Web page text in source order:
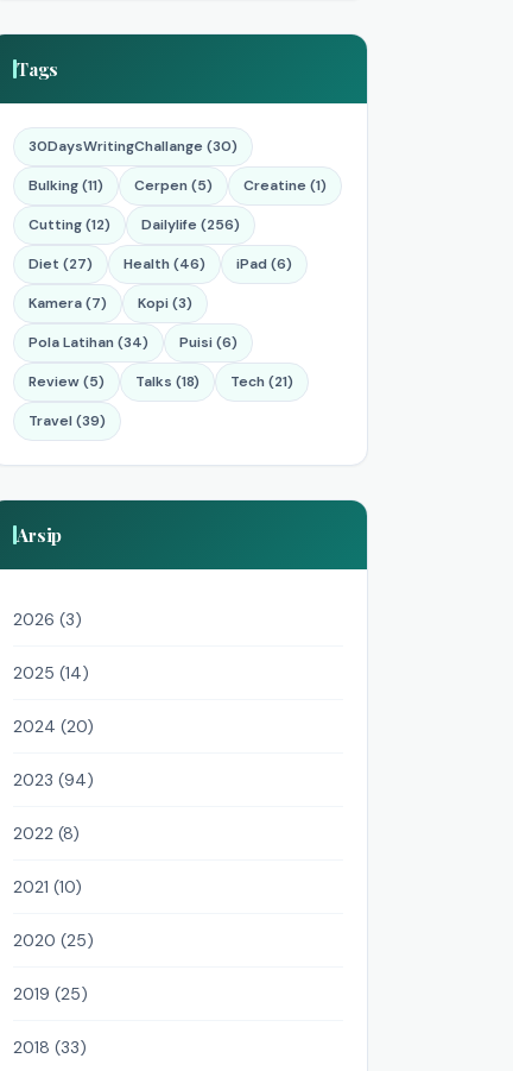
Tags
30DaysWritingChallange (30)
Bulking (11) Cerpen (5) Creatine (1)
Cutting (12) Dailylife (256)
Diet (27) Health (46) iPad (6)
Kamera (7) Kopi (3)
Pola Latihan (34) Puisi (6)
Review (5) Talks (18) Tech (21)
Travel (39)
Arsip
2026 (3)
2025 (14)
2024 (20)
2023 (94)
2022 (8)
2021 (10)
2020 (25)
2019 (25)
2018 (33)